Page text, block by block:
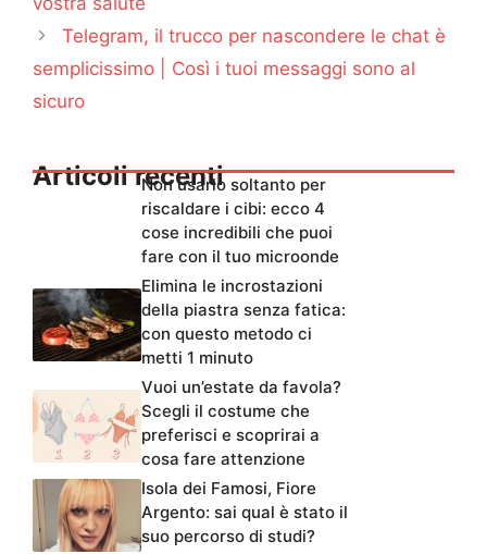
Telegram, il trucco per nascondere le chat è
semplicissimo | Così i tuoi messaggi sono al
sicuro
Articoli recentiNon usarlo soltanto per
riscaldare i cibi: ecco 4
cose incredibili che puoi
fare con il tuo microonde
Elimina le incrostazioni
della piastra senza fatica:
con questo metodo ci
metti 1 minuto
Vuoi un’estate da favola?
Scegli il costume che
preferisci e scoprirai a
cosa fare attenzione
Isola dei Famosi, Fiore
Argento: sai qual è stato il
suo percorso di studi?